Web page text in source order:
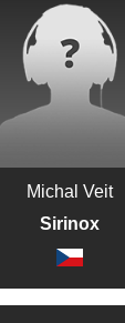
Michal Veit
Sirinox